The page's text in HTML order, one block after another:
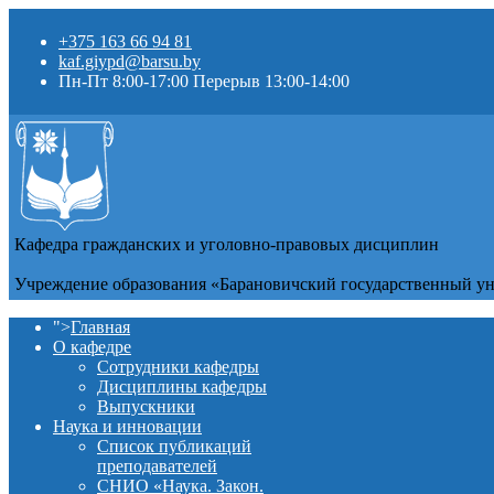
+375 163 66 94 81
kaf.giypd@barsu.by
Пн-Пт 8:00-17:00 Перерыв 13:00-14:00
Кафедра гражданских и уголовно-правовых дисциплин
Учреждение образования «Барановичский государственный
">Главная
О кафедре
Сотрудники кафедры
Дисциплины кафедры
Выпускники
Наука и инновации
Список публикаций
преподавателей
СНИО «Наука. Закон.